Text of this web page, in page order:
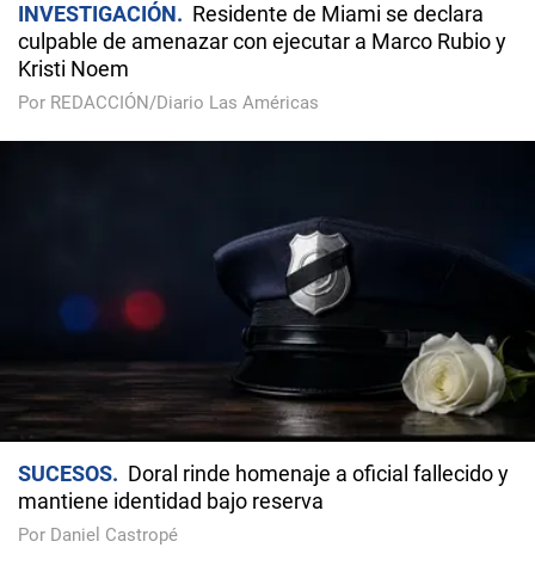
INVESTIGACIÓN
Residente de Miami se declara
culpable de amenazar con ejecutar a Marco Rubio y
Kristi Noem
Por REDACCIÓN/Diario Las Américas
SUCESOS
Doral rinde homenaje a oficial fallecido y
mantiene identidad bajo reserva
Por Daniel Castropé